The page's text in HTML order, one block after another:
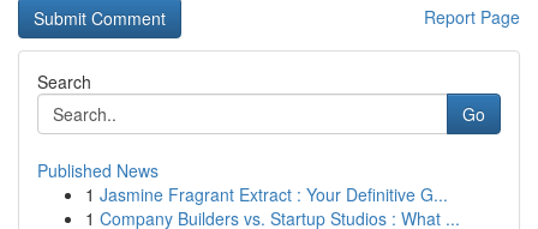
Report Page
Search
Go
Published News
1 Jasmine Fragrant Extract : Your Definitive G...
1 Company Builders vs. Startup Studios : What ...